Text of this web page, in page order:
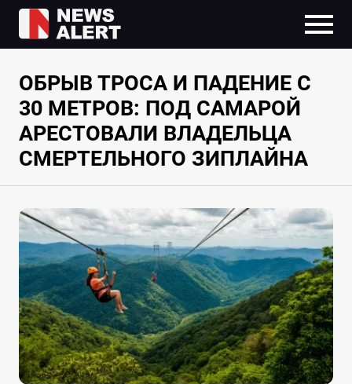
ОБРЫВ ТРОСА И ПАДЕНИЕ С
30 МЕТРОВ: ПОД САМАРОЙ
АРЕСТОВАЛИ ВЛАДЕЛЬЦА
СМЕРТЕЛЬНОГО ЗИПЛАЙНА